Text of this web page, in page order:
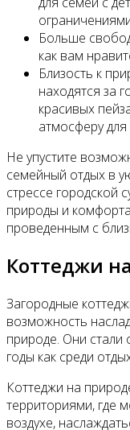
Больше
как вам
Близость к
находятся за
красивых
атмосферу
Не упустите
семейный отдых в
стрессе городской
природы и
проведенным с
Коттеджи
Загородные
возможность
природе. Они
годы как среди
Коттеджи на
территориями, где
воздухе,